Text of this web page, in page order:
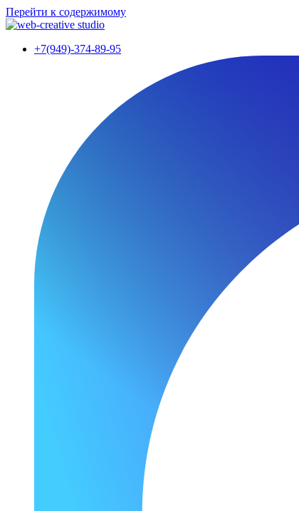
Перейти к содержимому
+7(949)-374-89-95